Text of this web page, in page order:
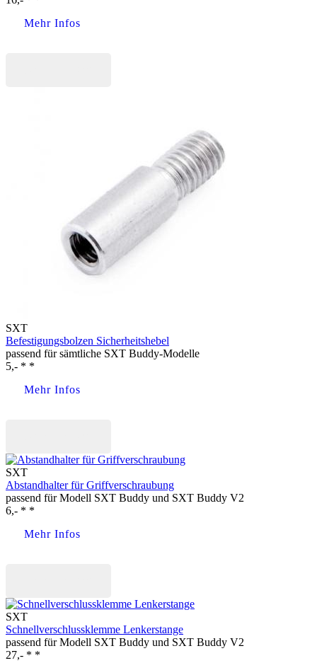
Mehr Infos
SXT
Befestigungsbolzen Sicherheitshebel
passend für sämtliche SXT Buddy-Modelle
5,- * *
Mehr Infos
SXT
Abstandhalter für Griffverschraubung
passend für Modell SXT Buddy und SXT Buddy V2
6,- * *
Mehr Infos
SXT
Schnellverschlussklemme Lenkerstange
passend für Modell SXT Buddy und SXT Buddy V2
27,- * *